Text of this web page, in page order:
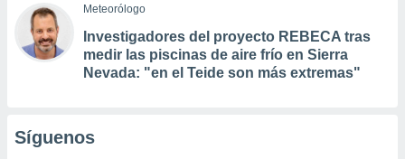
Meteorólogo
Investigadores del proyecto REBECA tras
medir las piscinas de aire frío en Sierra
Nevada: "en el Teide son más extremas"
Síguenos